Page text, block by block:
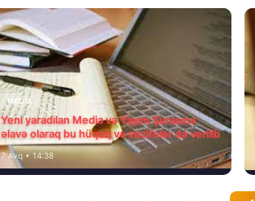
MEDİA
Yeni yaradılan Media və Yayım Şurasına
əlavə olaraq bu hüquq və vəzifələr də verilib
7 Avq • 14:38